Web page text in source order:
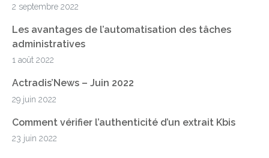
2 septembre 2022
Les avantages de l’automatisation des tâches
administratives
1 août 2022
Actradis’News – Juin 2022
29 juin 2022
Comment vérifier l’authenticité d’un extrait Kbis
23 juin 2022